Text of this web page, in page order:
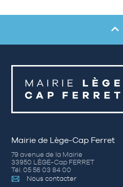
Mairie de Lège-Cap Ferret
79 avenue de la Mairie
33950 LÈGE-Cap FERRET
Tél. 05 56 03 84 00
Nous contacter